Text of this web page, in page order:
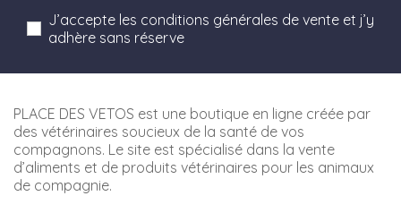
J’accepte les conditions générales de vente et j’y
adhère sans réserve
PLACE DES VETOS est une boutique en ligne créée par
des vétérinaires soucieux de la santé de vos
compagnons. Le site est spécialisé dans la vente
d’aliments et de produits vétérinaires pour les animaux
de compagnie.